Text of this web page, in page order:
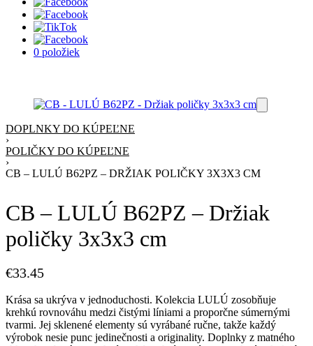
0 položiek
DOPLNKY DO KÚPEĽNE
›
POLIČKY DO KÚPEĽNE
›
CB – LULÚ B62PZ – DRŽIAK POLIČKY 3X3X3 CM
CB – LULÚ B62PZ – Držiak
poličky 3x3x3 cm
€33.45
Krása sa ukrýva v jednoduchosti. Kolekcia LULÚ zosobňuje
krehkú rovnováhu medzi čistými líniami a proporčne súmernými
tvarmi. Jej sklenené elementy sú vyrábané ručne, takže každý
výrobok nesie punc jedinečnosti a originality. Doplnky z matného